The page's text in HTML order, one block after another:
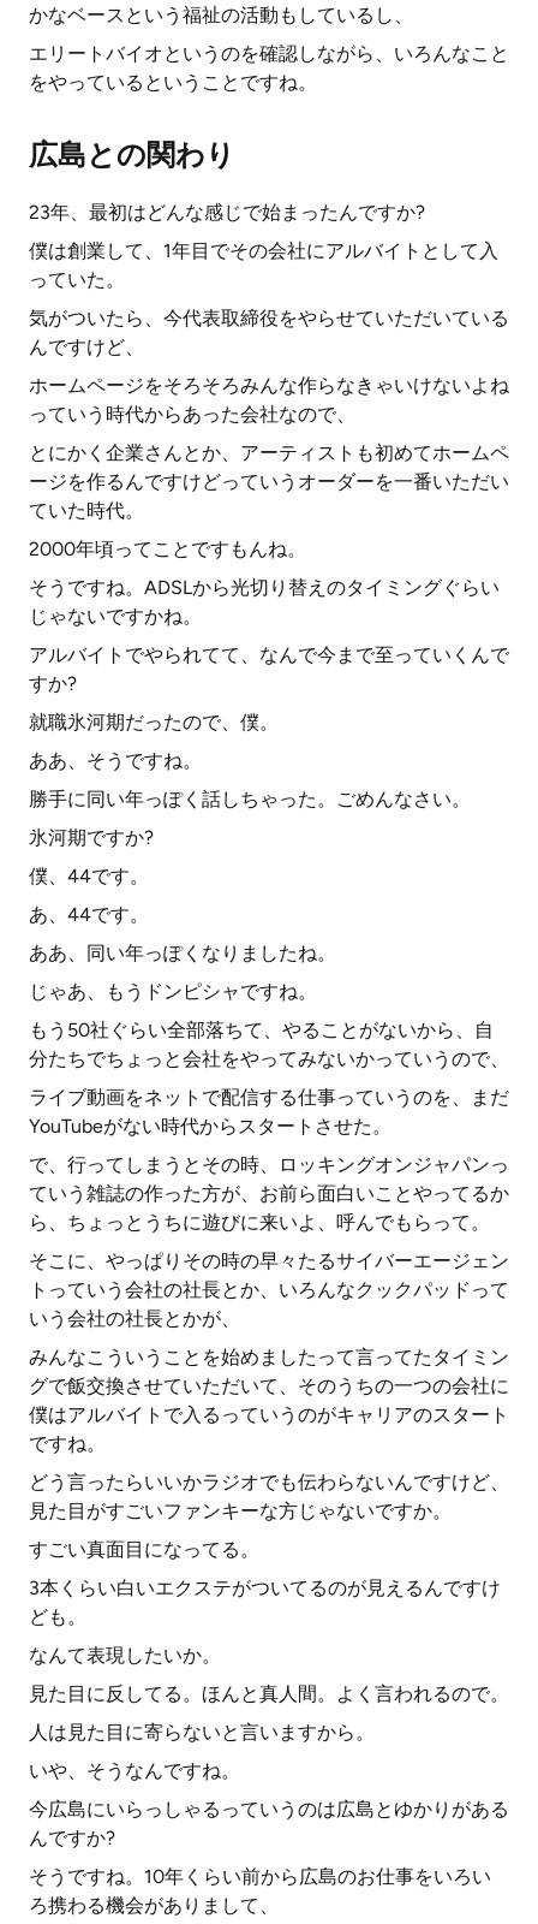
かなベースという福祉の活動もしているし、
エリートバイオというのを確認しながら、いろんなこと
をやっているということですね。
広島との関わり
23年、最初はどんな感じで始まったんですか?
僕は創業して、1年目でその会社にアルバイトとして入
っていた。
気がついたら、今代表取締役をやらせていただいている
んですけど、
ホームページをそろそろみんな作らなきゃいけないよね
っていう時代からあった会社なので、
とにかく企業さんとか、アーティストも初めてホームペ
ージを作るんですけどっていうオーダーを一番いただい
ていた時代。
2000年頃ってことですもんね。
そうですね。ADSLから光切り替えのタイミングぐらい
じゃないですかね。
アルバイトでやられてて、なんで今まで至っていくんで
すか?
就職氷河期だったので、僕。
ああ、そうですね。
勝手に同い年っぽく話しちゃった。ごめんなさい。
氷河期ですか?
僕、44です。
あ、44です。
ああ、同い年っぽくなりましたね。
じゃあ、もうドンピシャですね。
もう50社ぐらい全部落ちて、やることがないから、自
分たちでちょっと会社をやってみないかっていうので、
ライブ動画をネットで配信する仕事っていうのを、まだ
YouTubeがない時代からスタートさせた。
で、行ってしまうとその時、ロッキングオンジャパンっ
ていう雑誌の作った方が、お前ら面白いことやってるか
ら、ちょっとうちに遊びに来いよ、呼んでもらって。
そこに、やっぱりその時の早々たるサイバーエージェン
トっていう会社の社長とか、いろんなクックパッドって
いう会社の社長とかが、
みんなこういうことを始めましたって言ってたタイミン
グで飯交換させていただいて、そのうちの一つの会社に
僕はアルバイトで入るっていうのがキャリアのスタート
ですね。
どう言ったらいいかラジオでも伝わらないんですけど、
見た目がすごいファンキーな方じゃないですか。
すごい真面目になってる。
3本くらい白いエクステがついてるのが見えるんですけ
ども。
なんて表現したいか。
見た目に反してる。ほんと真人間。よく言われるので。
人は見た目に寄らないと言いますから。
いや、そうなんですね。
今広島にいらっしゃるっていうのは広島とゆかりがある
んですか?
そうですね。10年くらい前から広島のお仕事をいろい
ろ携わる機会がありまして、